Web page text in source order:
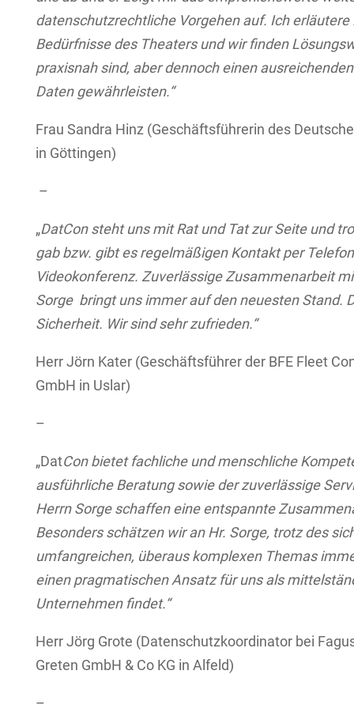
datenschutzrechtliche Vorgehen auf. Ich erläutere
Bedürfnisse des Theaters und wir finden
praxisnah sind, aber dennoch einen
Daten gewährleisten.“
Frau Sandra Hinz (Geschäftsführerin des
in Göttingen)
–
„DatCon steht uns mit Rat und Tat zur Seite und
gab bzw. gibt es regelmäßigen Kontakt per
Videokonferenz. Zuverlässige Zusammenarbeit
Sorge bringt uns immer auf den neuesten Stand.
Sicherheit. Wir sind sehr zufrieden.“
Herr Jörn Kater (Geschäftsführer der BFE Fleet
GmbH in Uslar)
–
„DatCon bietet fachliche und menschliche
ausführliche Beratung sowie der zuverlässige
Herrn Sorge schaffen eine entspannte
Besonders schätzen wir an Hr. Sorge, trotz des
umfangreichen, überaus komplexen Themas
einen pragmatischen Ansatz für uns als
Unternehmen findet.“
Herr Jörg Grote (Datenschutzkoordinator bei
Greten GmbH & Co KG in Alfeld)
–